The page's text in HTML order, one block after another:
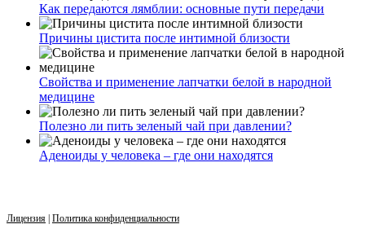
Как передаются лямблии: основные пути передачи
Причины цистита после интимной близости
Свойства и применение лапчатки белой в народной
медицине
Полезно ли пить зеленый чай при давлении?
Аденоиды у человека – где они находятся
Лицензия | Политика конфиденциальности